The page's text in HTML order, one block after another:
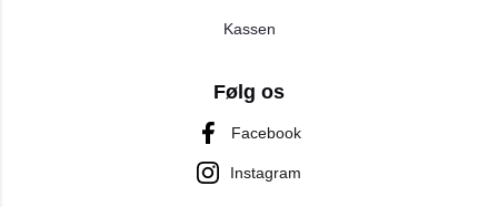
Kassen
Følg os
Facebook
Instagram